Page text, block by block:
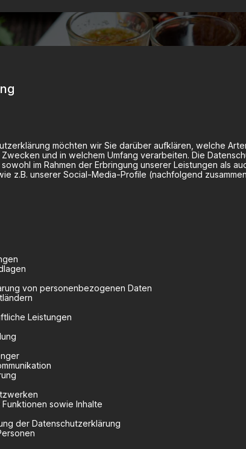
möchten wir Sie darüber aufklären, welche
und in welchem Umfang verarbeiten. Die
im Rahmen der Erbringung unserer Leistungen als
z.B. unserer Social-Media-Profile (nachfolgend
von personenbezogenen Daten
Leistungen
sowie Inhalte
der Datenschutzerklärung